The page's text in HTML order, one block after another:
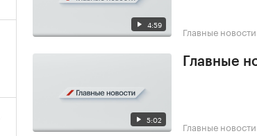
4:59 Главные новости
5:02
Главные
Главные новости